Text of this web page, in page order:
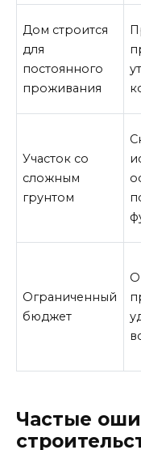
Дом строится
для
постоянного
проживания
Участок со
сложным
грунтом
Ограниченный
бюджет
Частые